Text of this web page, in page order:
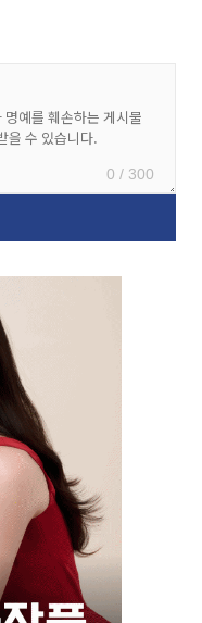
0 / 300